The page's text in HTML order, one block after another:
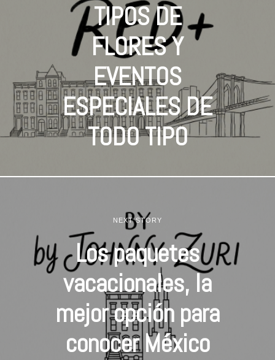
TIPOS DE
FLORES Y
EVENTOS
ESPECIALES DE
TODO TIPO
NEXT STORY
Los paquetes
vacacionales, la
mejor opción para
conocer México